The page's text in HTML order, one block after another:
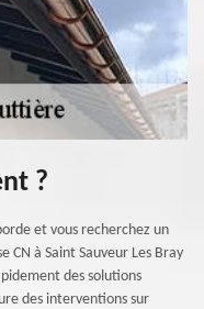
?
et vous recherchez un
CN à Saint Sauveur Les Bray
des solutions
des interventions sur